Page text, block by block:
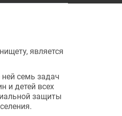
является
семь задач
и детей всех
защиты